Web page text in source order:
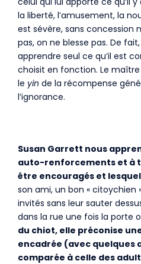
la liberté, l’amusement, la
est sévère, sans concession
pas, on ne blesse pas. De
apprendre seul ce qu’il est
choisit en fonction. Le
le yin de la récompense
l’ignorance.
Susan Garrett nous
auto-renforcements et à
être encouragés et
son ami, un bon « citoychien
invités sans leur sauter
dans la rue une fois la porte
du chiot, elle préconise
encadrée (avec quelques
comparée à celle des